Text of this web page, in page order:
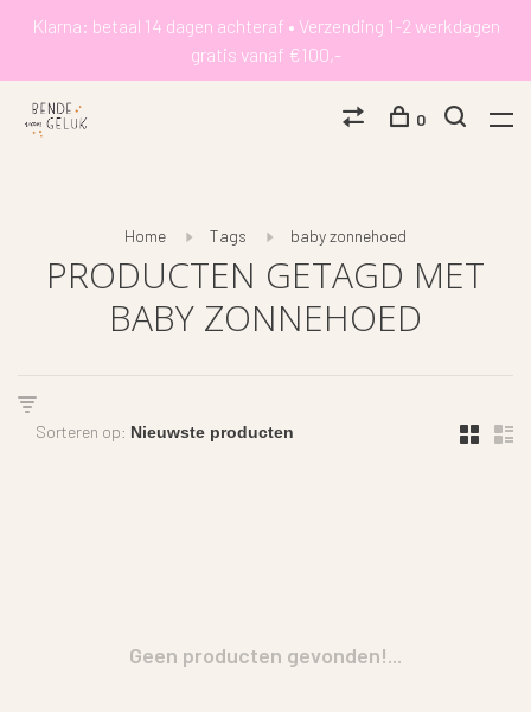
Klarna: betaal 14 dagen achteraf • Verzending 1-2 werkdagen
gratis vanaf €100,-
0
Home Tags baby zonnehoed
PRODUCTEN GETAGD MET
BABY ZONNEHOED
Sorteren op:
Geen producten gevonden!...